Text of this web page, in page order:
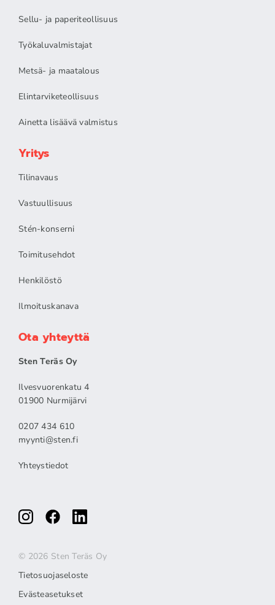
Sellu- ja paperiteollisuus
Työkaluvalmistajat
Metsä- ja maatalous
Elintarviketeollisuus
Ainetta lisäävä valmistus
Yritys
Tilinavaus
Vastuullisuus
Stén-konserni
Toimitusehdot
Henkilöstö
Ilmoituskanava
Ota yhteyttä
Sten Teräs Oy
Ilvesvuorenkatu 4
01900 Nurmijärvi
0207 434 610
myynti@sten.fi
Yhteystiedot
© 2026 Sten Teräs Oy
Tietosuojaseloste
Evästeasetukset